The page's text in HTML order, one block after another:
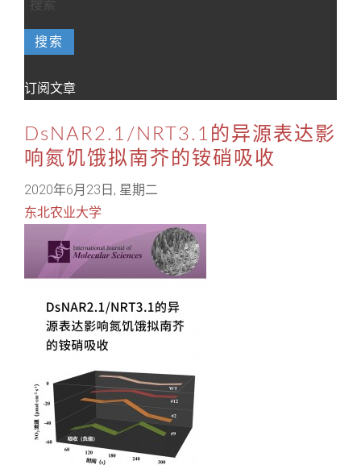
搜索
订阅文章
DsNAR2.1/NRT3.1的异源表达影
响氮饥饿拟南芥的铵硝吸收
2020年6月23日, 星期二
东北农业大学